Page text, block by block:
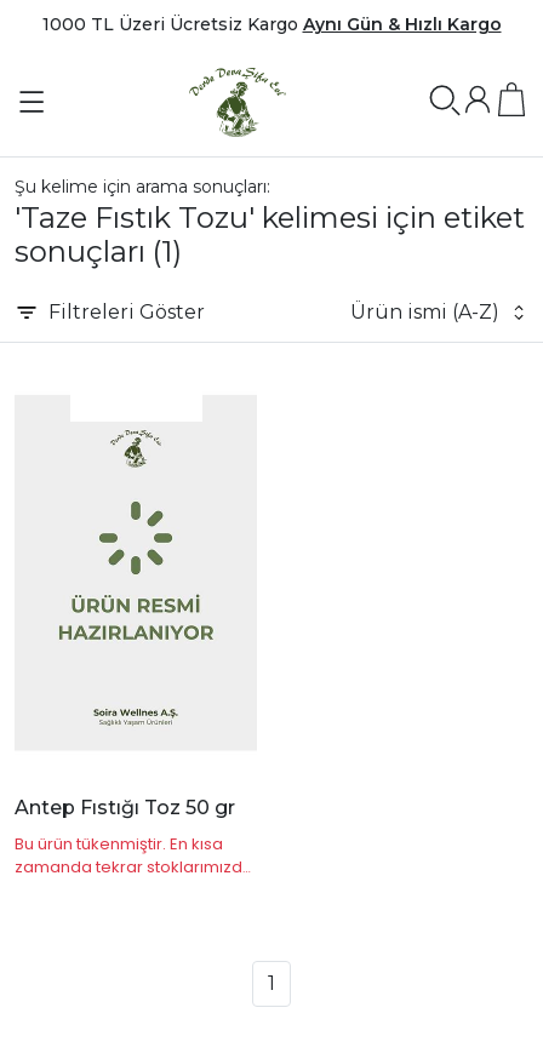
1000 TL Üzeri Ücretsiz Kargo Aynı Gün & Hızlı Kargo
Şu kelime için arama sonuçları:
'Taze Fıstık Tozu' kelimesi için etiket
sonuçları (1)
Filtreleri Göster Ürün ismi (A-Z)
Antep Fıstığı Toz 50 gr
Bu ürün tükenmiştir. En kısa
zamanda tekrar stoklarımızda
1